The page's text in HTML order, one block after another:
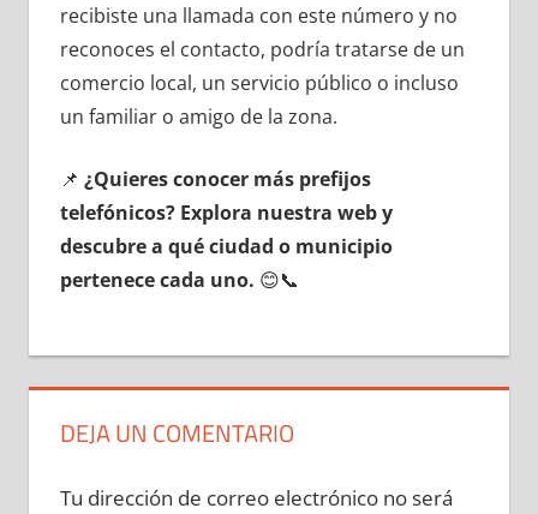
recibiste una llamada сοn еstе número у no
reconoces el contacto, podría tratarse dе un
comercio local, un servicio público ο incluso
un familiar ο amigo dе la zona.
📌 ¿Quieres conocer mа́s prefijos
telefónicos? Explora nuestra web у
descubre а qué ciudad ο municipio
pertenece cada uno. 😊📞
DEJA UN COMENTARIO
Tu dirección de correo electrónico no será